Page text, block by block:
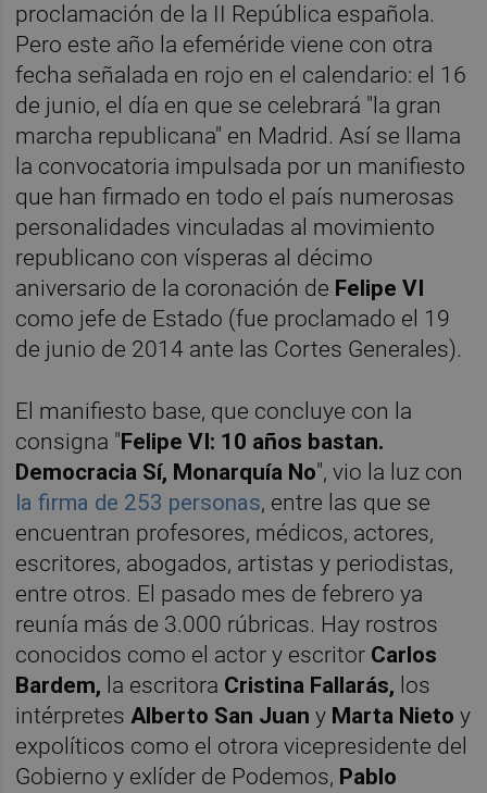
proclamación de la II República española.
Pero este año la efeméride viene con otra
fecha señalada en rojo en el calendario: el 16
de junio, el día en que se celebrará "la gran
marcha republicana" en Madrid. Así se llama
la convocatoria impulsada por un manifiesto
que han firmado en todo el país numerosas
personalidades vinculadas al movimiento
republicano con vísperas al décimo
aniversario de la coronación de Felipe VI
como jefe de Estado (fue proclamado el 19
de junio de 2014 ante las Cortes Generales).
El manifiesto base, que concluye con la
consigna " Felipe VI: 10 años bastan.
Democracia Sí, Monarquía N o", vio la luz con
la firma de 253 personas, entre las que se
encuentran profesores, médicos, actores,
escritores, abogados, artistas y periodistas,
entre otros. El pasado mes de febrero ya
reunía más de 3.000 rúbricas. Hay rostros
conocidos como el actor y escritor Carlos
Bardem, la escritora Cristina Fallarás, los
intérpretes Alberto San Juan y Marta Nieto y
expolíticos como el otrora vicepresidente del
Gobierno y exlíder de Podemos, Pablo